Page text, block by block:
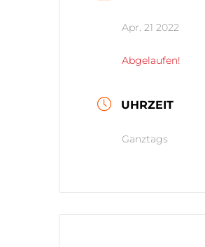
Apr. 21 2022
Abgelaufen!
UHRZEIT
Ganztags